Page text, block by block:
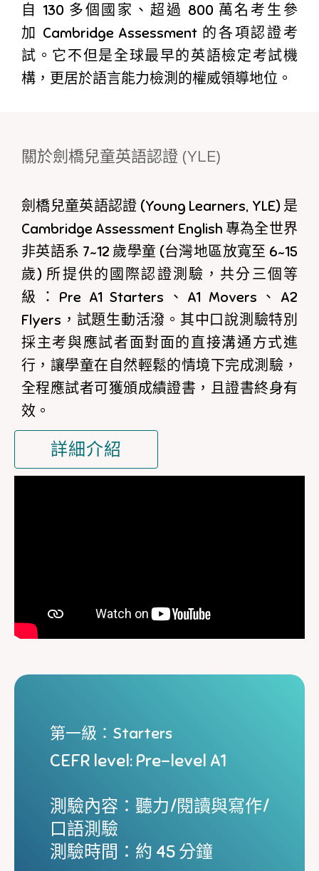
自 130 多個國家、超過 800 萬名考生參
加 Cambridge Assessment 的各項認證考
試。它不但是全球最早的英語檢定考試機
構，更居於語言能力檢測的權威領導地位。
關於劍橋兒童英語認證 (YLE)
劍橋兒童英語認證 (Young Learners, YLE) 是
Cambridge Assessment English 專為全世界
非英語系 7~12 歲學童 (台灣地區放寬至 6~15
歲) 所提供的國際認證測驗，共分三個等
級：Pre A1 Starters、A1 Movers、A2
Flyers，試題生動活潑。其中口說測驗特別
採主考與應試者面對面的直接溝通方式進
行，讓學童在自然輕鬆的情境下完成測驗，
全程應試者可獲頒成績證書，且證書終身有
效。
詳細介紹
第一級：Starters
CEFR level: Pre-level A1
測驗內容：聽力/閱讀與寫作/
口語測驗
測驗時間：約 45 分鐘